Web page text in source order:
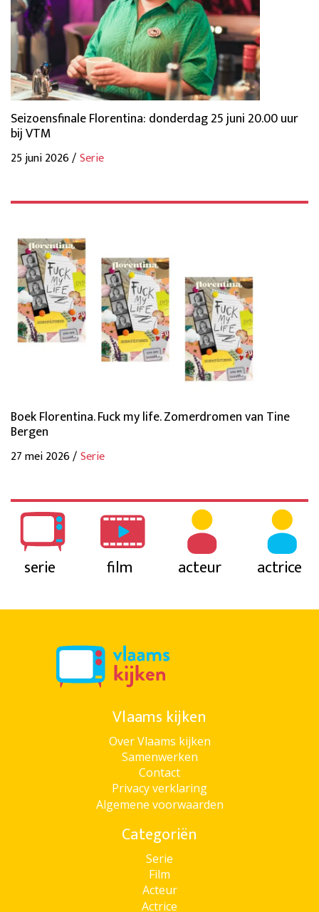
Seizoensfinale Florentina: donderdag 25 juni 20.00 uur
bij VTM
25 juni 2026 /Serie
Boek Florentina. Fuck my life. Zomerdromen van Tine
Bergen
27 mei 2026 /Serie
serie film acteur actrice
Vlaams kijken
Over Vlaams kijken
Samenwerken
Contact
Privacy verklaring
Algemene voorwaarden
Categoriën
Serie
Film
Acteur
Actrice